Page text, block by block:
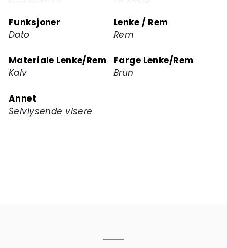
Funksjoner
Dato
Lenke / Rem
Rem
Materiale Lenke/Rem
Kalv
Farge Lenke/Rem
Brun
Annet
Selvlysende visere